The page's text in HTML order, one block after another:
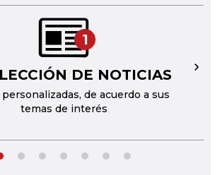
1
DE NOTICIAS
de acuerdo a sus
temas de interés
→